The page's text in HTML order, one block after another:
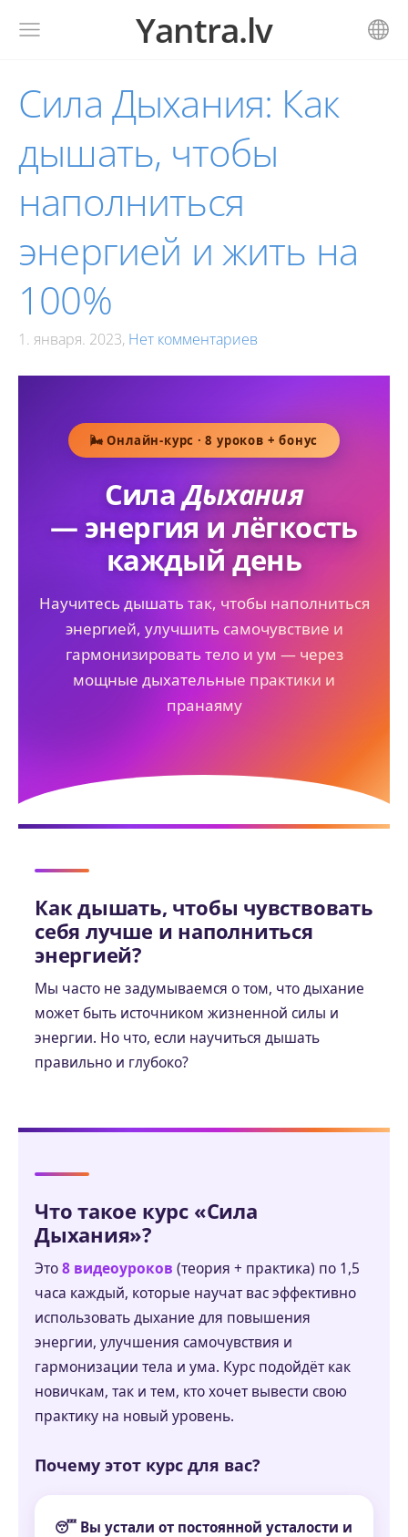
Yantra.lv
Сила Дыхания: Как
дышать, чтобы
наполниться
энергией и жить на
100%
1. января. 2023, Нет комментариев
🌬️ Онлайн-курс · 8 уроков + бонус
СилаДыхания
— энергия и лёгкость
каждый день
Научитесь дышать так, чтобы наполниться
энергией, улучшить самочувствие и
гармонизировать тело и ум — через
мощные дыхательные практики и
пранаяму
Как дышать, чтобы чувствовать
себя лучше и наполниться
энергией?
Мы часто не задумываемся о том, что дыхание
может быть источником жизненной силы и
энергии. Но что, если научиться дышать
правильно и глубоко?
Что такое курс «Сила
Дыхания»?
Это8 видеоуроков (теория + практика) по 1,5
часа каждый, которые научат вас эффективно
использовать дыхание для повышения
энергии, улучшения самочувствия и
гармонизации тела и ума. Курс подойдёт как
новичкам, так и тем, кто хочет вывести свою
практику на новый уровень.
Почему этот курс для вас?
😴 Вы устали от постоянной усталости и